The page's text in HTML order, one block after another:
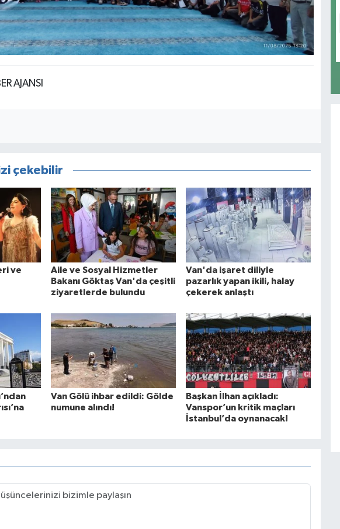
AJANSI
çekebilir
ve
Aile ve Sosyal Hizmetler
Bakanı Göktaş Van'da çeşitli
ziyaretlerde bulundu
Van'da işaret diliyle
pazarlık yapan ikili, halay
çekerek anlaştı
Van Gölü ihbar edildi: Gölde
numune alındı!
Başkan İlhan açıkladı:
Vanspor’un kritik maçları
İstanbul’da oynanacak!